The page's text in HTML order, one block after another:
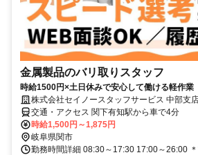
金属製品のバリ取りスタッフ
時給1500円×土日休みで安心して働ける軽作業
株式会社セイノースタッフサービス 中部支
交通・アクセス 関下有知駅から車で4分
時給1,500円～1,875円
岐阜県関市
勤務時間詳細 08:30～17:30 17:00～26:00